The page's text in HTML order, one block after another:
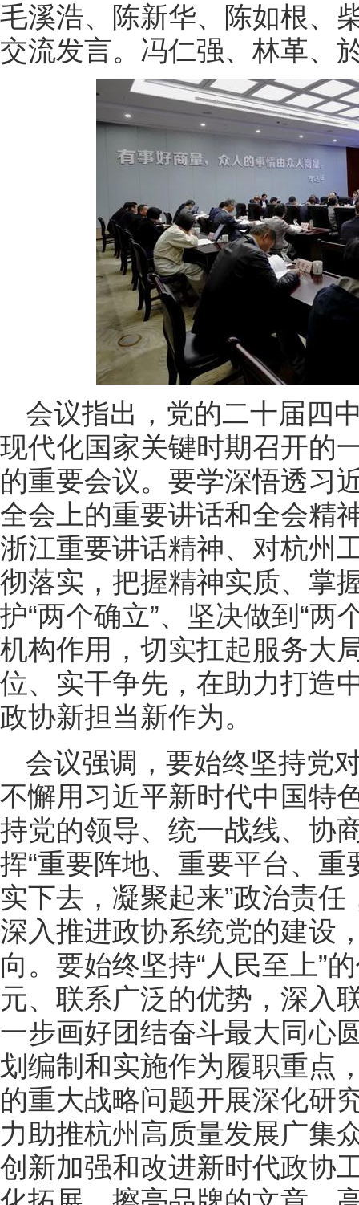
毛溪浩、陈新华、陈如根、
交流发言。冯仁强、林革、
会议指出，党的二十届四
现代化国家关键时期召开的
的重要会议。要学深悟透习
全会上的重要讲话和全会精
浙江重要讲话精神、对杭州
彻落实，把握精神实质、掌
护“两个确立”、坚决做到“两
机构作用，切实扛起服务大
位、实干争先，在助力打造
政协新担当新作为。
会议强调，要始终坚持党
不懈用习近平新时代中国特
持党的领导、统一战线、协
挥“重要阵地、重要平台、重
实下去，凝聚起来”政治责
深入推进政协系统党的建设
向。要始终坚持“人民至上”
元、联系广泛的优势，深入
一步画好团结奋斗最大同心
划编制和实施作为履职重点
的重大战略问题开展深化研
力助推杭州高质量发展广集
创新加强和改进新时代政协